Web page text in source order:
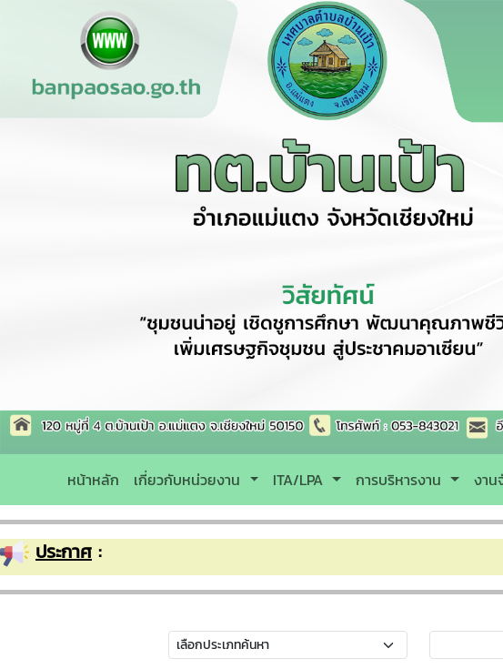
หน้าหลัก เกี่ยวกับหน่วยงาน ITA/LPA การบริหารงาน งาน
ประกาศ :